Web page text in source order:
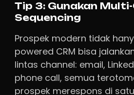
Tip 3: Gunakan
Sequencing
Prospek modern tidak
powered CRM bisa
lintas channel: email,
phone call, semua
prospek merespons di